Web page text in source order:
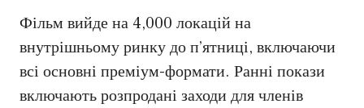
Фільм вийде на 4,000 локацій на
внутрішньому ринку до п’ятниці, включаючи
всі основні преміум-формати. Ранні покази
включають розпродані заходи для членів